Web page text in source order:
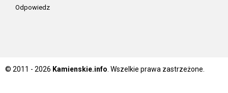
Odpowiedz
© 2011 - 2026 Kamienskie.info. Wszelkie prawa zastrzeżone.